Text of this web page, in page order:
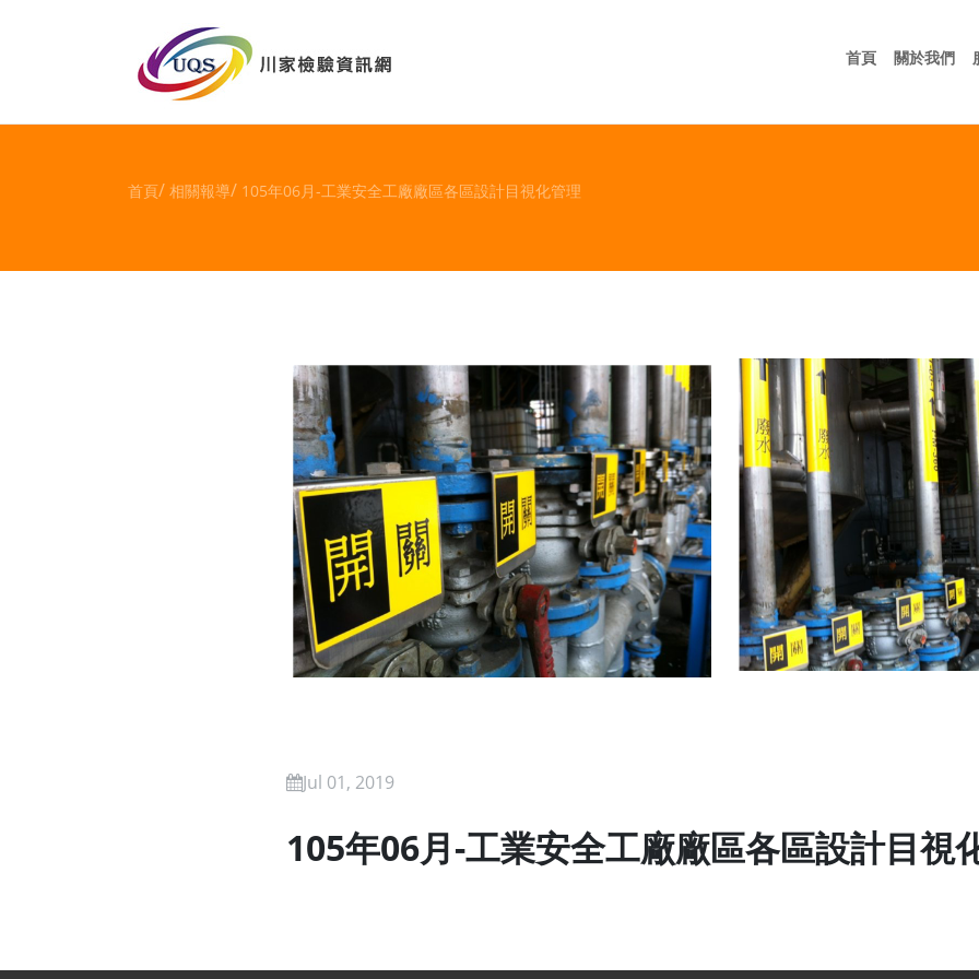
首頁首頁關於我們關
首頁 相關報導 105年06月-工業安全工廠廠區各區設計目視化管理
Jul 01, 2019
105年06月-工業安全工廠廠區各區設計目視